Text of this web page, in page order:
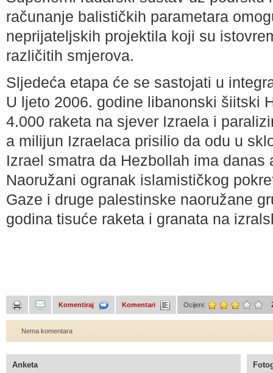
računanje balističkih parametara
neprijateljskih projektila koji su
različitih smjerova.
Sljedeća etapa će se sastojati u
U ljeto 2006. godine libanonski šiitski
4.000 raketa na sjever Izraela i
a milijun Izraelaca prisilio da odu u
Izrael smatra da Hezbollah ima danas
Naoružani ogranak islamističkog
Gaze i druge palestinske naoružane
godina tisuće raketa i granata na
Komentiraj Komentari Ocijeni:
Nema komentara
Anketa